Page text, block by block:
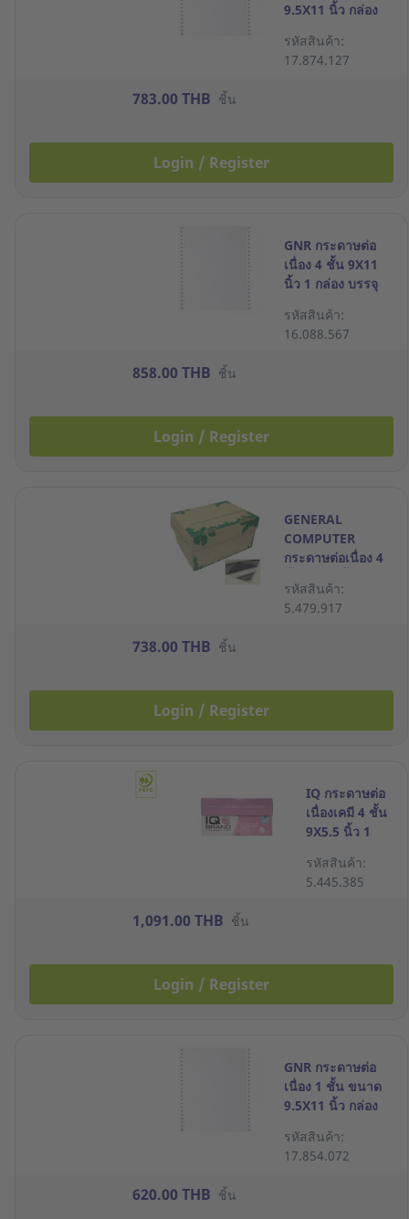
9.5X11 นิ้ว กล่อง
รหัสสินค้า:
17.874.127
783.00 THB ชิ้น
Login / Register
GNR กระดาษต่อ
เนื่อง 4 ชั้น 9X11
นิ้ว 1 กล่อง บรรจุ
รหัสสินค้า:
16.088.567
858.00 THB ชิ้น
Login / Register
GENERAL
COMPUTER
กระดาษต่อเนื่อง 4
ชุด
รหัสสินค้า:
5.479.917
738.00 THB ชิ้น
Login / Register
IQ กระดาษต่อ
เนื่องเคมี 4 ชั้น
9X5.5 นิ้ว 1
รหัสสินค้า:
5.445.385
1,091.00 THB ชิ้น
Login / Register
GNR กระดาษต่อ
เนื่อง 1 ชั้น ขนาด
9.5X11 นิ้ว กล่อง
รหัสสินค้า:
17.854.072
620.00 THB ชิ้น